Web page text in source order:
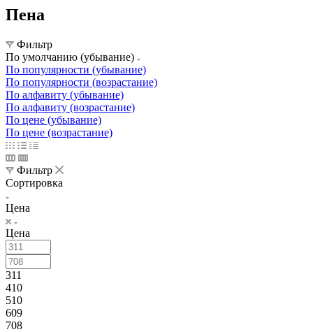
Пена
Фильтр
По умолчанию (убывание)
По популярности (убывание)
По популярности (возрастание)
По алфавиту (убывание)
По алфавиту (возрастание)
По цене (убывание)
По цене (возрастание)
Фильтр
Сортировка
Цена
Цена
311
410
510
609
708